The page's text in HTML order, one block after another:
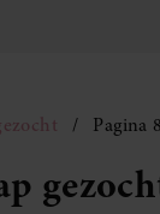
Pagina 8